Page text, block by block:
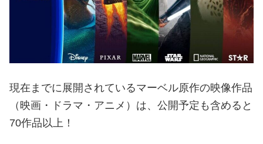
現在までに展開されているマーベル原作の映像作品
（映画・ドラマ・アニメ）は、公開予定も含めると
70作品以上！